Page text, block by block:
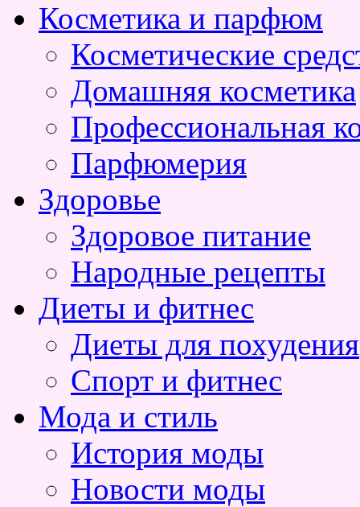
Косметика и парфюм
Косметические
Домашняя косметика
Профессиональная
Парфюмерия
Здоровье
Здоровое питание
Народные рецепты
Диеты и фитнес
Диеты для похудения
Спорт и фитнес
Мода и стиль
История моды
Новости моды